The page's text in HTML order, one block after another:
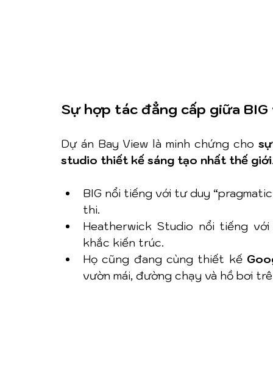
Sự hợp tác đẳng cấp giữa
Dự án Bay View là minh chứng cho
studio thiết kế sáng tạo nhất thế giới
BIG nổi tiếng với tư duy
thi.
Heatherwick Studio nổi tiếng
khắc kiến trúc.
Họ cũng đang cùng thiết kế
vườn mái, đường chạy và hồ bơi